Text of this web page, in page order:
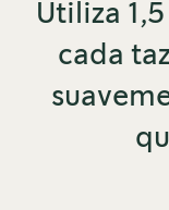
Utiliza
cada